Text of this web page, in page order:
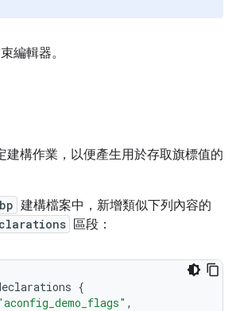
編輯器。
建構作業，以便產生用於存取旗標值的
建構檔案中，新增類似下列內容的
區段：
{
,